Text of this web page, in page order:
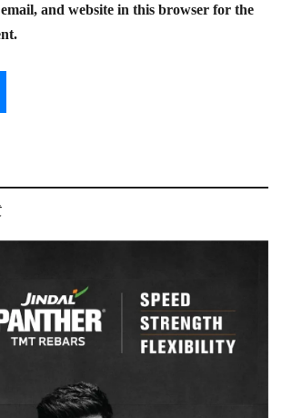
and website in this browser for the